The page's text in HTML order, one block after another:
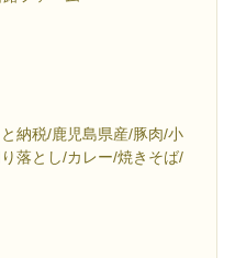
納税/鹿児島県産/豚肉/小
落とし/カレー/焼きそば/